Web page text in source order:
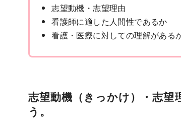
志望動機・志望理由
看護師に適した人間性であるか
看護・医療に対しての理解がある
志望動機（きっかけ）・志望
う。